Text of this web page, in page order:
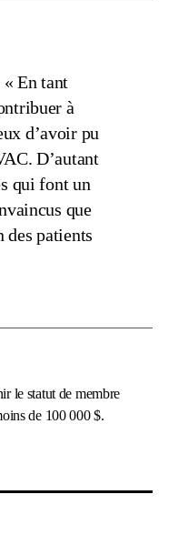
En tant
à
d’avoir pu
D’autant
qui font un
que
des patients
le statut de membre
de 100 000 $.